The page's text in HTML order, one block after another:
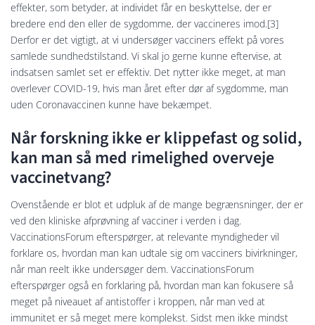
effekter, som betyder, at individet får en beskyttelse, der er
bredere end den eller de sygdomme, der vaccineres imod.[3]
Derfor er det vigtigt, at vi undersøger vacciners effekt på vores
samlede sundhedstilstand. Vi skal jo gerne kunne eftervise, at
indsatsen samlet set er effektiv. Det nytter ikke meget, at man
overlever COVID-19, hvis man året efter dør af sygdomme, man
uden Coronavaccinen kunne have bekæmpet.
Når forskning ikke er klippefast og solid,
kan man så med rimelighed overveje
vaccinetvang?
Ovenstående er blot et udpluk af de mange begrænsninger, der er
ved den kliniske afprøvning af vacciner i verden i dag.
VaccinationsForum efterspørger, at relevante myndigheder vil
forklare os, hvordan man kan udtale sig om vacciners bivirkninger,
når man reelt ikke undersøger dem. VaccinationsForum
efterspørger også en forklaring på, hvordan man kan fokusere så
meget på niveauet af antistoffer i kroppen, når man ved at
immunitet er så meget mere komplekst. Sidst men ikke mindst